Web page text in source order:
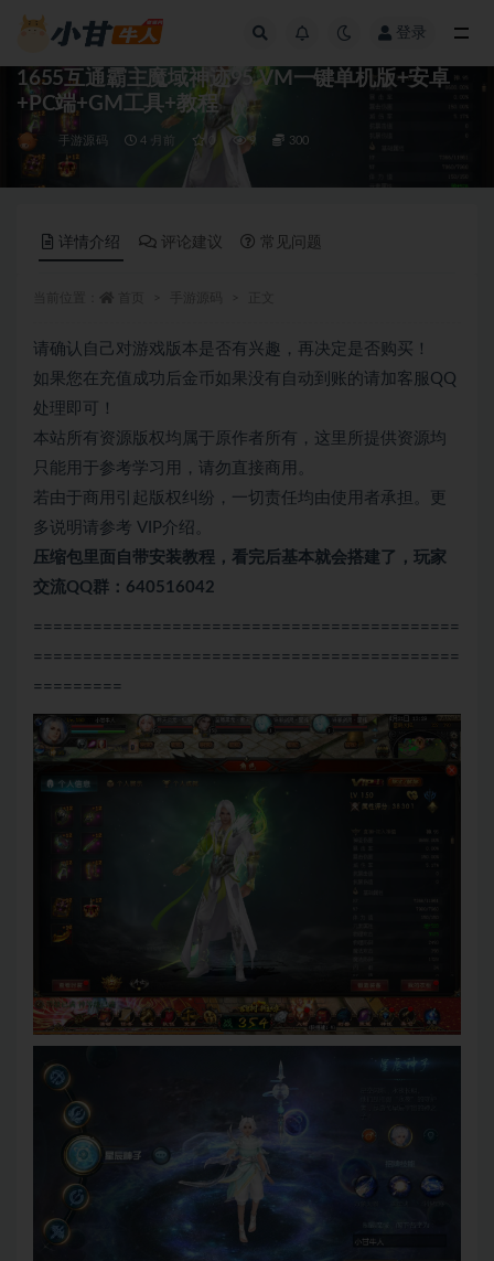
登录
1655互通霸主魔域神迹95 VM一键单机版+安卓
+PC端+GM工具+教程
手游源码 4 月前 9 300
详情介绍 评论建议 常见问题
请确认自己对游戏版本是否有兴趣，再决定是否购买！
如果您在充值成功后金币如果没有自动到账的请加客服QQ
处理即可！
本站所有资源版权均属于原作者所有，这里所提供资源均
只能用于参考学习用，请勿直接商用。
若由于商用引起版权纠纷，一切责任均由使用者承担。更
多说明请参考 VIP介绍。
压缩包里面自带安装教程，看完后基本就会搭建了，玩家
交流QQ群：640516042
===========================================
===========================================
=========